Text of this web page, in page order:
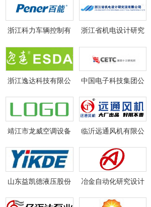
浙江科力车辆控制有
限公司
浙江省机电设计研究
浙江逸达科技有限公
司
中国电子科技集团公
司第四十三研究所
靖江市龙威空调设备
厂
临沂远通风机有限公
司
山东益凯德液压股份 冶金自动化研究设计
院有限公司